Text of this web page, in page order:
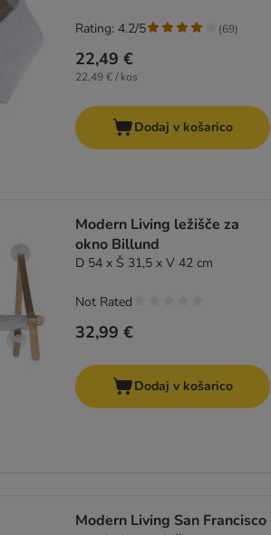
22,49 €
22,49 € / kos
Rating: 4.2/5 (69)
Dodaj v košarico
Modern Living ležišče za
okno Billund
D 54 x Š 31,5 x V 42 cm
32,99 €
Not Rated
Dodaj v košarico
Modern Living San Francisco